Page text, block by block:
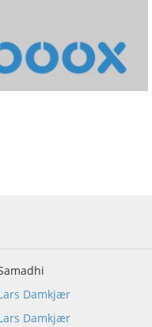
Damkjær
Damkjær